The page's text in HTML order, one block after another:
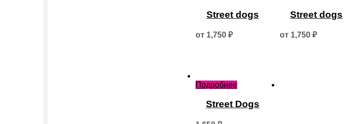
Street dogs
от 1,750 ₽
Street dogs
от 1,750 ₽
Подробнее
Street Dogs